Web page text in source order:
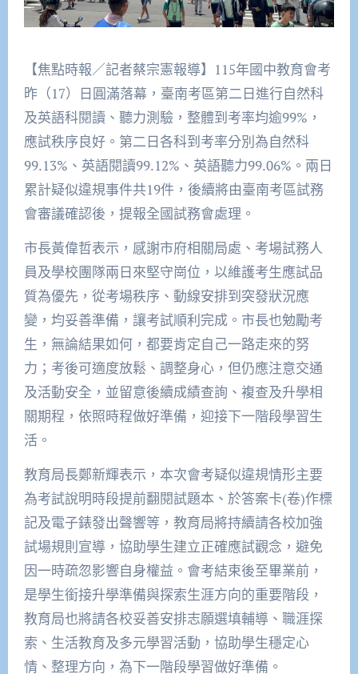
【焦點時報／記者蔡宗憲報導】115年國中教育會考
昨（17）日圓滿落幕，臺南考區第二日進行自然科
及英語科閱讀、聽力測驗，整體到考率均逾99%，
應試秩序良好。第二日各科到考率分別為自然科
99.13%、英語閱讀99.12%、英語聽力99.06%。兩日
累計疑似違規事件共19件，後續將由臺南考區試務
會審議確認後，提報全國試務會處理。
市長黃偉哲表示，感謝市府相關局處、考場試務人
員及學校團隊兩日來堅守崗位，以維護考生應試品
質為優先，從考場秩序、動線安排到突發狀況應
變，均妥善準備，讓考試順利完成。市長也勉勵考
生，無論結果如何，都要肯定自己一路走來的努
力；考後可適度放鬆、調整身心，但仍應注意交通
及活動安全，並留意後續成績查詢、複查及升學相
關期程，依照時程做好準備，迎接下一階段學習生
活。
教育局長鄭新輝表示，本次會考疑似違規情形主要
為考試說明時段提前翻閱試題本、於答案卡(卷)作標
記及電子錶發出聲響等，教育局將持續請各校加強
試場規則宣導，協助學生建立正確應試觀念，避免
因一時疏忽影響自身權益。會考結束後至畢業前，
是學生銜接升學準備與探索生涯方向的重要階段，
教育局也將請各校妥善安排志願選填輔導、職涯探
索、生活教育及多元學習活動，協助學生穩定心
情、整理方向，為下一階段學習做好準備。